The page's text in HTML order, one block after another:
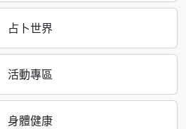
占卜世界
活動專區
身體健康